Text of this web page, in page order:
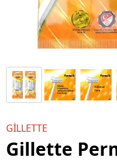
GİLLETTE
Gillette